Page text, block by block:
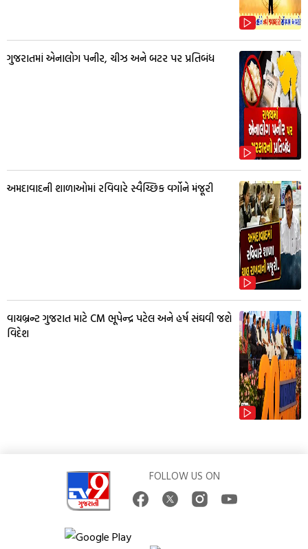
ગુજરાતમાં એનાલોગ પનીર, ચીઝ અને બટર પર પ્રતિબંધ
અમદાવાદની શાળાઓમાં રવિવારે સ્વૈચ્છિક વર્ગોને મંજૂરી
વાયબ્રન્ટ ગુજરાત માટે CM ભૂપેન્દ્ર પટેલ અને હર્ષ સંઘવી જશે
વિદેશ
FOLLOW US ON